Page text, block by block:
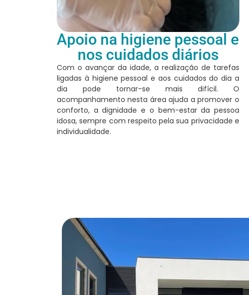
Apoio na higiene pessoal e
nos cuidados diários
Com o avançar da idade, a realização de tarefas
ligadas à higiene pessoal e aos cuidados do dia a
dia pode tornar-se mais difícil. O
acompanhamento nesta área ajuda a promover o
conforto, a dignidade e o bem-estar da pessoa
idosa, sempre com respeito pela sua privacidade e
individualidade.